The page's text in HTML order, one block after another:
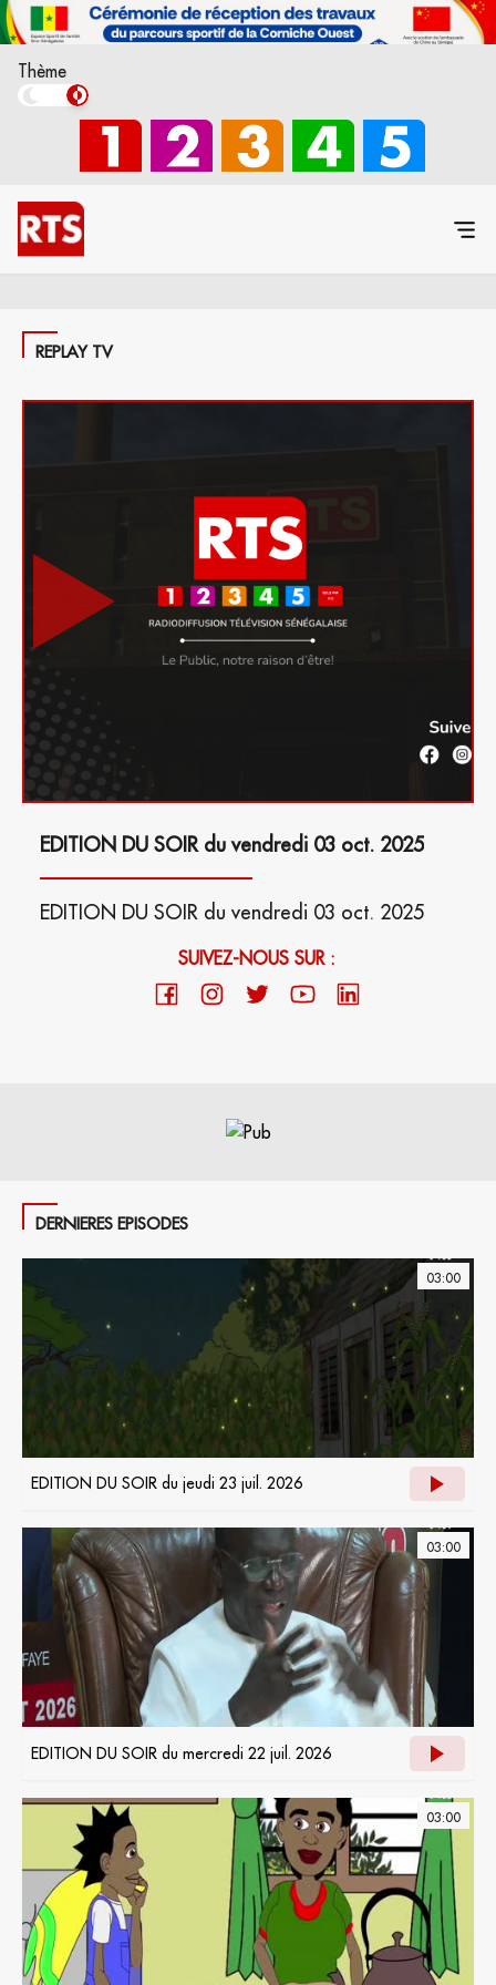
Thème
REPLAY TV
EDITION DU SOIR du vendredi 03 oct. 2025
EDITION DU SOIR du vendredi 03 oct. 2025
SUIVEZ-NOUS SUR :
DERNIERES EPISODES
03:00
EDITION DU SOIR du jeudi 23 juil. 2026
03:00
EDITION DU SOIR du mercredi 22 juil. 2026
03:00